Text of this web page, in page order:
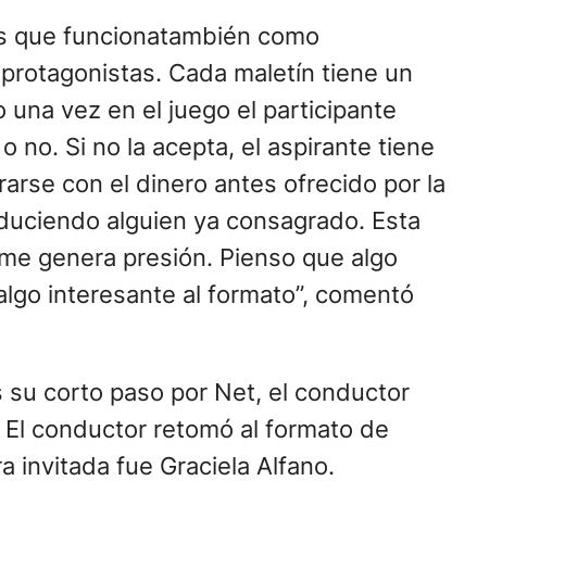
que funcionatambién como
Cada maletín tiene un
vez en el juego el participante
no. Si no la acepta, el aspirante tiene
con el dinero antes ofrecido por la
alguien ya consagrado. Esta
genera presión. Pienso que algo
interesante al formato”, comentó
su corto paso por Net, el conductor
El conductor retomó al formato de
invitada fue Graciela Alfano.